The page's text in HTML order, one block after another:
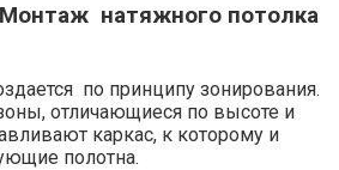
натяжного потолка
по принципу зонирования.
отличающиеся по высоте и
каркас, к которому и
полотна.